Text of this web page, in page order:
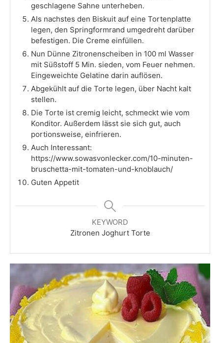
geschlagene Sahne unterheben.
Als nachstes den Biskuit auf eine Tortenplatte
legen, den Springformrand umgedreht darüber
befestigen. Die Creme einfüllen.
Nun Dünne Zitronenscheiben in 100 ml Wasser
mit Süßstoff 5 Min. sieden, vom Feuer nehmen.
Eingeweichte Gelatine darin auflösen.
Abgekühlt auf die Torte legen, über Nacht kalt
stellen.
Die Torte ist cremig leicht, schmeckt wie vom
Konditor. Außerdem lässt sie sich gut, auch
portionsweise, einfrieren.
Auch Interessant:
https://www.sowasvonlecker.com/10-minuten-
bruschetta-mit-tomaten-und-knoblauch/
Guten Appetit
KEYWORD
Zitronen Joghurt Torte